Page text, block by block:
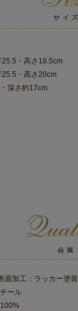
・高さ18.5cm
・高さ20cm
深さ約17cm
面加工：ラッカー塗装
ール